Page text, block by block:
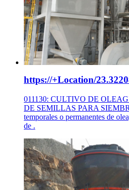
https://+Location/
011130: CULTIVO DE
DE SEMILLAS PARA
temporales o permanentes de
de .